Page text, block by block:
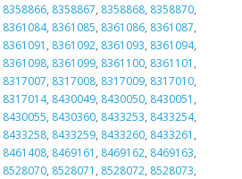
8358866, 8358867, 8358868, 8358870,
8361084, 8361085, 8361086, 8361087,
8361091 , 8361092, 8361093, 8361094,
8361098, 8361099, 8361100, 8361101 ,
8317007, 8317008, 8317009, 8317010,
8317014, 8430049, 8430050, 8430051 ,
8430055, 8430360, 8433253, 8433254,
8433258, 8433259, 8433260, 8433261 ,
8461408, 8469161 , 8469162, 8469163,
8528070, 8528071 , 8528072, 8528073,